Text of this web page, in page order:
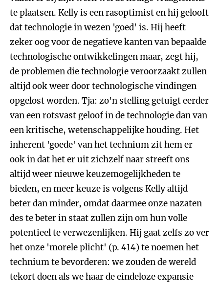
te plaatsen. Kelly is een rasoptimist en hij gelooft
dat technologie in wezen 'goed' is. Hij heeft
zeker oog voor de negatieve kanten van bepaalde
technologische ontwikkelingen maar, zegt hij,
de problemen die technologie veroorzaakt zullen
altijd ook weer door technologische vindingen
opgelost worden. Tja: zo'n stelling getuigt eerder
van een rotsvast geloof in de technologie dan van
een kritische, wetenschappelijke houding. Het
inherent 'goede' van het technium zit hem er
ook in dat het er uit zichzelf naar streeft ons
altijd weer nieuwe keuzemogelijkheden te
bieden, en meer keuze is volgens Kelly altijd
beter dan minder, omdat daarmee onze nazaten
des te beter in staat zullen zijn om hun volle
potentieel te verwezenlijken. Hij gaat zelfs zo ver
het onze 'morele plicht' (p. 414) te noemen het
technium te bevorderen: we zouden de wereld
tekort doen als we haar de eindeloze expansie